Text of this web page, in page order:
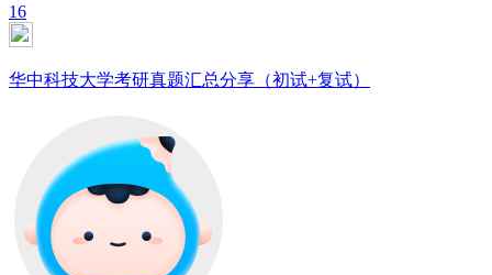
16
华中科技大学考研真题汇总分享（初试+复试）